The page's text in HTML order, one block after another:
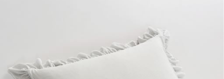
キッチン・雑貨・日用品
家具・収納
美容・健康通販すべて
制服・スクール
寝具・ベッド
美容・健康・サプリメント
制服・スクールすべて
大きいサイズ